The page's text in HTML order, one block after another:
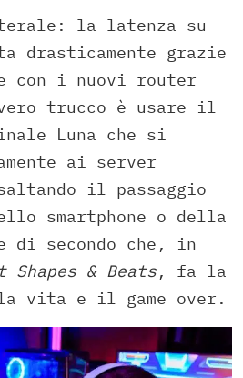
la latenza su
drasticamente grazie
con i nuovi router
trucco è usare il
Luna che si
ai server
il passaggio
smartphone o della
di secondo che, in
Shapes & Beats, fa la
vita e il game over.